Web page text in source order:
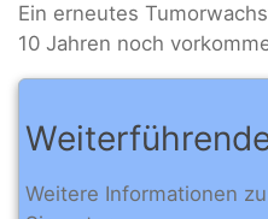
Ein erneutes
10 Jahren noch
Weitere Informationen